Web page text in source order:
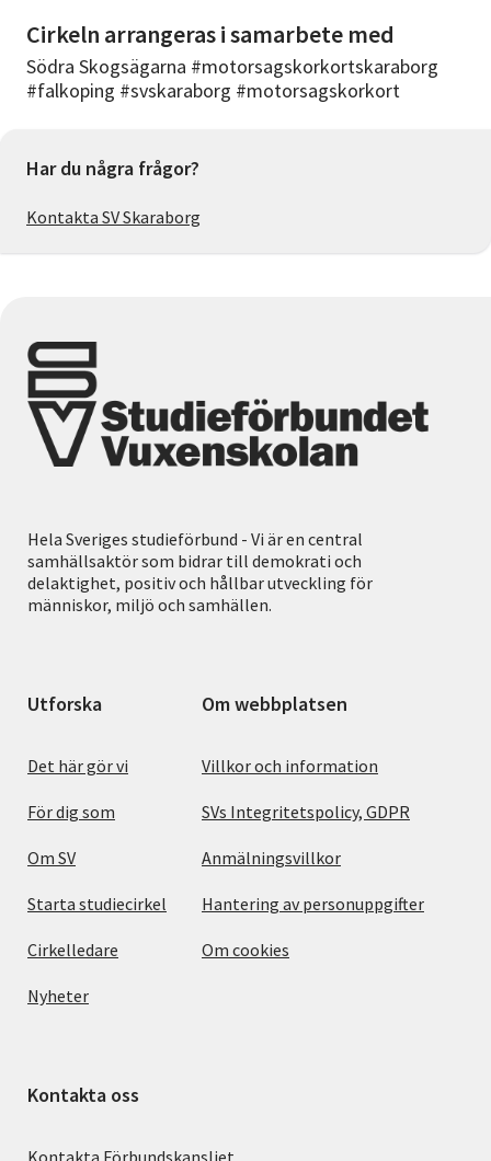
Cirkeln arrangeras i samarbete med
Södra Skogsägarna #motorsagskorkortskaraborg
#falkoping #svskaraborg #motorsagskorkort
Har du några frågor?
Kontakta SV Skaraborg
Hela Sveriges studieförbund - Vi är en central
samhällsaktör som bidrar till demokrati och
delaktighet, positiv och hållbar utveckling för
människor, miljö och samhällen.
Utforska
Det här gör vi
För dig som
Om SV
Starta studiecirkel
Cirkelledare
Nyheter
Om webbplatsen
Villkor och information
SVs Integritetspolicy, GDPR
Anmälningsvillkor
Hantering av personuppgifter
Om cookies
Kontakta oss
Kontakta Förbundskansliet